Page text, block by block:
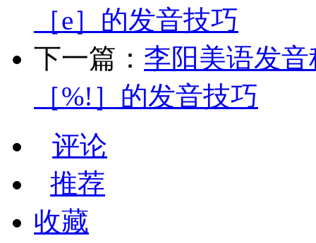
［e］的发音技巧
下一篇： 李阳美语发
［%!］的发音技巧
评论
推荐
收藏